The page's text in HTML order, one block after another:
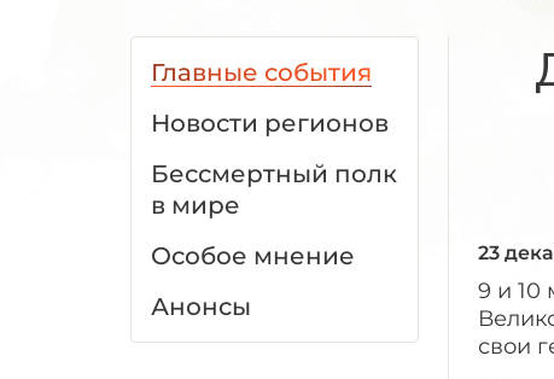
Главные события
Новости регионов
Бессмертный полк
в мире
Особое мнение
Анонсы
23
9 и 10
свои